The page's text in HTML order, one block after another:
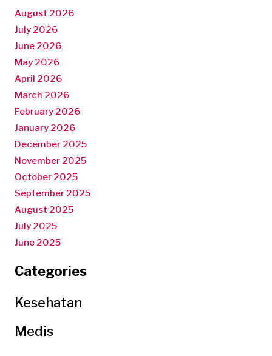
August 2026
July 2026
June 2026
May 2026
April 2026
March 2026
February 2026
January 2026
December 2025
November 2025
October 2025
September 2025
August 2025
July 2025
June 2025
Categories
Kesehatan
Medis